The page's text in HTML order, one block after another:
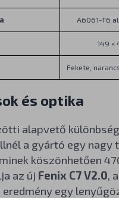
A6061-T6
149 ×
Fekete,
és optika
alapvető
a gyártó egy nagy
köszönhetően
az új Fenix C7 V2.0,
egy